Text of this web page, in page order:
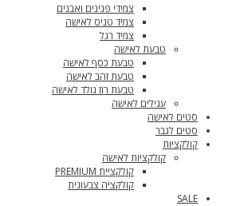
צמידי פנינים ואבנים
צמיד טניס לאישה
צמיד רגל
טבעת לאישה
טבעת כסף לאישה
טבעת זהב לאישה
טבעת רוז גולד לאישה
עגילים לאישה
סטים לאישה
סטים לגבר
קולקציות
קולקציות לאישה
קולקציית PREMIUM
קולקציה צבעונית
SALE